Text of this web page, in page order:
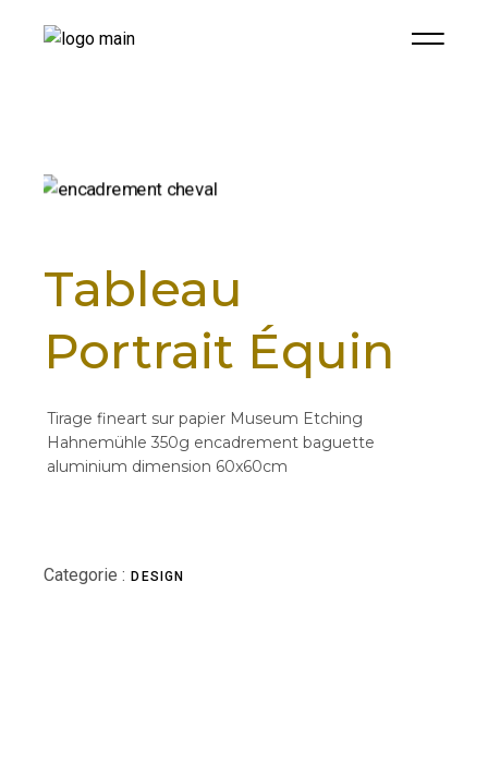
Tableau
Portrait Équin
Tirage fineart sur papier Museum Etching
Hahnemühle 350g encadrement baguette
aluminium dimension 60x60cm
Categorie : DESIGN